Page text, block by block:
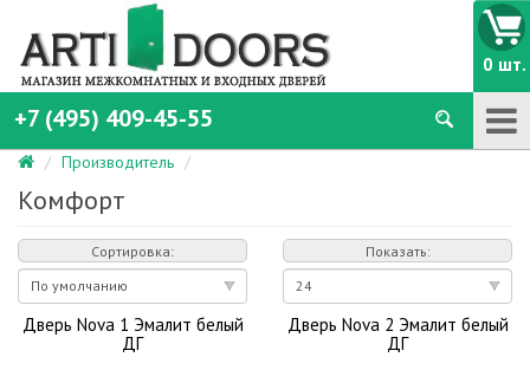
+7 (495) 409-45-55
0 шт.
Производитель
Комфорт
Сортировка: Показать:
Дверь Nova 1 Эмалит белый
ДГ
Дверь Nova 2 Эмалит белый
ДГ